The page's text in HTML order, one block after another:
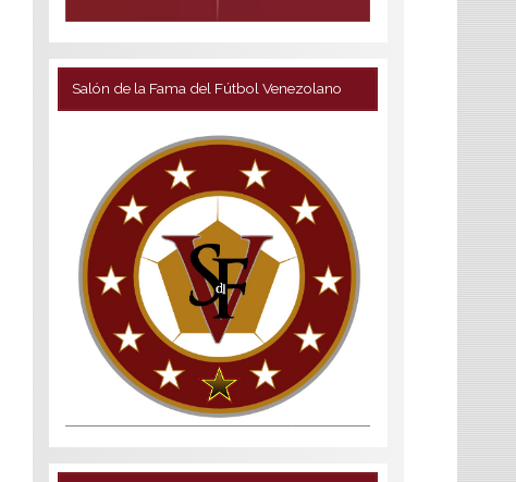
Salón de la Fama del Fútbol Venezolano